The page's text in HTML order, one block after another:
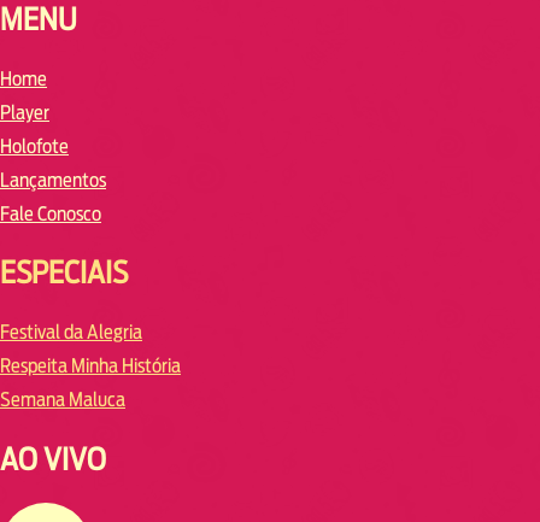
MENU
Home
Player
Holofote
Lançamentos
Fale Conosco
ESPECIAIS
Festival da Alegria
Respeita Minha História
Semana Maluca
AO VIVO